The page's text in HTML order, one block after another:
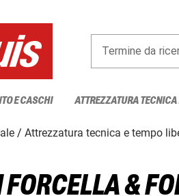
Termine da
E CASCHI ATTREZZATURA TECNICA
Attrezzatura tecnica e tempo
FORCELLA &